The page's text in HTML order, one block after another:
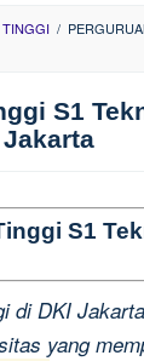
TINGGI /
S1
Jakarta
S1
di DKI
yang